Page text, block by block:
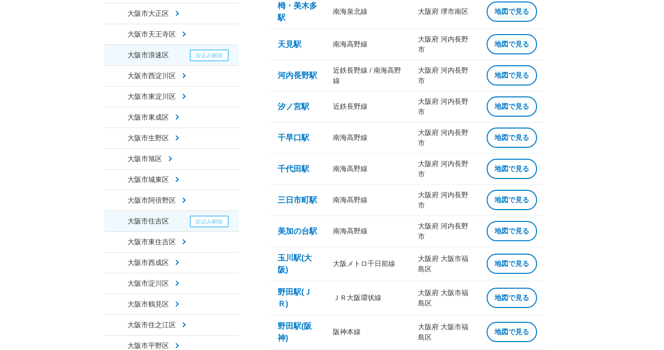
大阪市大正区
大阪市天王寺区
大阪市浪速区
大阪市西淀川区
大阪市東淀川区
大阪市東成区
大阪市生野区
大阪市旭区
大阪市城東区
大阪市阿倍野区
大阪市住吉区
大阪市東住吉区
大阪市西成区
大阪市淀川区
大阪市鶴見区
大阪市住之江区
大阪市平野区
栂・美木多
駅
南海泉北線 大阪府 堺市南区 地図で見る
天見駅 南海高野線
大阪府 河内長野
市
地図で見る
河内長野駅
近鉄長野線 / 南海高野
線
大阪府 河内長野
市
地図で見る
汐ノ宮駅 近鉄長野線
大阪府 河内長野
市
地図で見る
千早口駅 南海高野線
大阪府 河内長野
市
地図で見る
千代田駅 南海高野線
大阪府 河内長野
市
地図で見る
三日市町駅 南海高野線
大阪府 河内長野
市
地図で見る
美加の台駅 南海高野線
大阪府 河内長野
市
地図で見る
玉川駅(大
阪)
大阪メトロ千日前線
大阪府 大阪市福
島区
地図で見る
野田駅(Ｊ
Ｒ)
ＪＲ大阪環状線
大阪府 大阪市福
島区
地図で見る
野田駅(阪
神)
阪神本線
大阪府 大阪市福
島区
地図で見る